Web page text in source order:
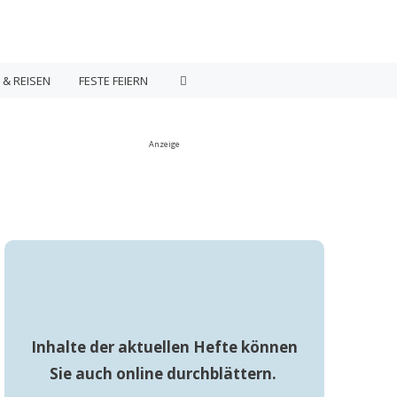
REISEN FESTE FEIERN
Anzeige
Inhalte der aktuellen Hefte können
Sie auch online durchblättern.